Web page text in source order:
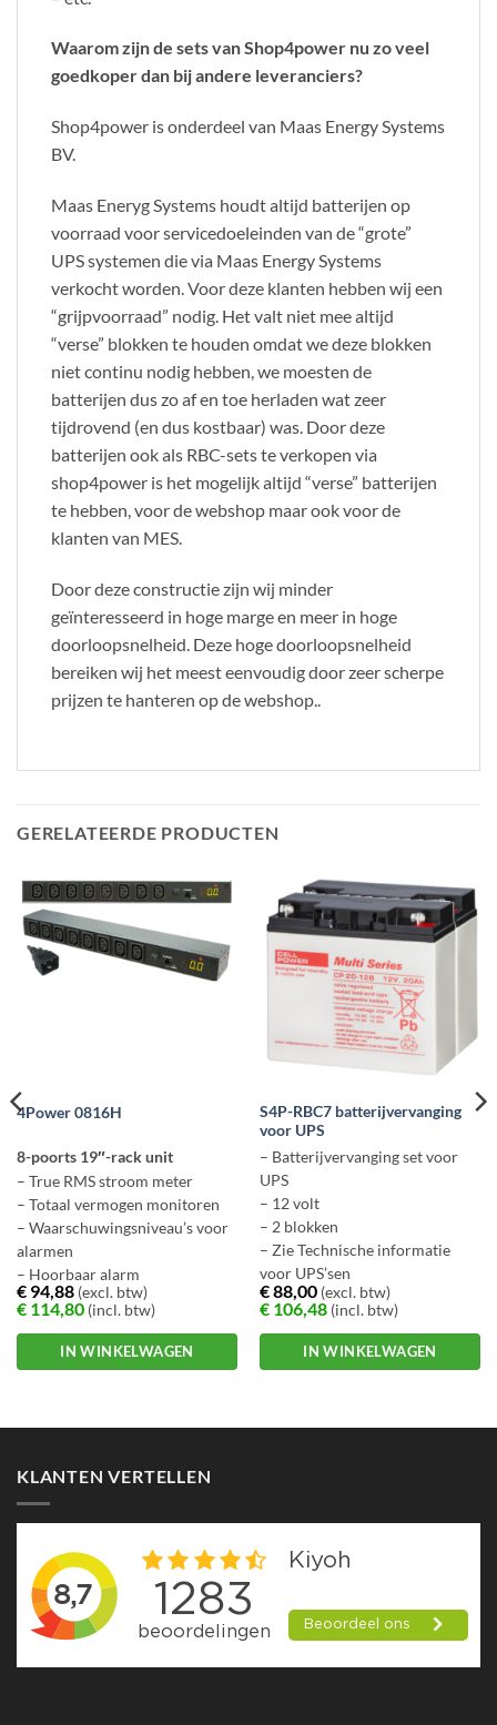
Waarom zijn de sets van Shop4power nu zo veel
goedkoper dan bij andere leveranciers?
Shop4power is onderdeel van Maas Energy Systems
BV.
Maas Eneryg Systems houdt altijd batterijen op
voorraad voor servicedoeleinden van de “grote”
UPS systemen die via Maas Energy Systems
verkocht worden. Voor deze klanten hebben wij een
“grijpvoorraad” nodig. Het valt niet mee altijd
“verse” blokken te houden omdat we deze blokken
niet continu nodig hebben, we moesten de
batterijen dus zo af en toe herladen wat zeer
tijdrovend (en dus kostbaar) was. Door deze
batterijen ook als RBC-sets te verkopen via
shop4power is het mogelijk altijd “verse” batterijen
te hebben, voor de webshop maar ook voor de
klanten van MES.
Door deze constructie zijn wij minder
geïnteresseerd in hoge marge en meer in hoge
doorloopsnelheid. Deze hoge doorloopsnelheid
bereiken wij het meest eenvoudig door zeer scherpe
prijzen te hanteren op de webshop..
GERELATEERDE PRODUCTEN
4Power 0816H
8-poorts 19″-rack unit
– True RMS stroom meter
– Totaal vermogen monitoren
– Waarschuwingsniveau’s voor
alarmen
– Hoorbaar alarm
€94,88(excl. btw)
€114,80(incl. btw)
IN WINKELWAGEN
S4P-RBC7 batterijvervanging
voor UPS
– Batterijvervanging set voor
UPS
– 12 volt
– 2 blokken
– Zie Technische informatie
voor UPS’sen
€88,00(excl. btw)
€106,48(incl. btw)
IN WINKELWAGEN
KLANTEN VERTELLEN